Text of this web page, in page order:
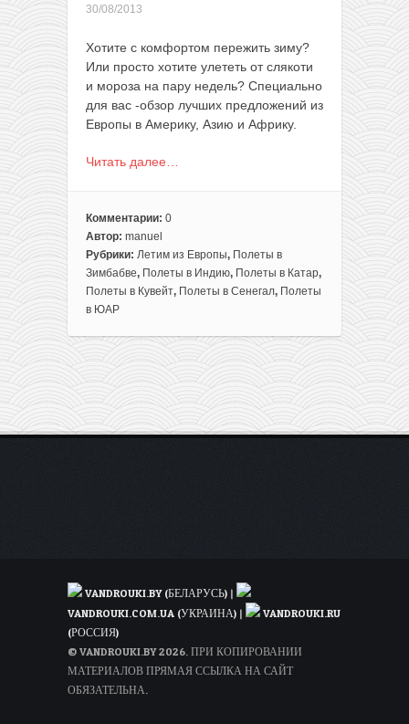
30/08/2013
Хотите с комфортом пережить зиму?
Или просто хотите улететь от слякоти
и мороза на пару недель? Специально
для вас -обзор лучших предложений из
Европы в Америку, Азию и Африку.
Читать далее…
Комментарии: 0
Автор: manuel
Рубрики: Летим из Европы, Полеты в
Зимбабве, Полеты в Индию, Полеты в Катар,
Полеты в Кувейт, Полеты в Сенегал, Полеты
в ЮАР
VANDROUKI.BY (БЕЛАРУСЬ) |
VANDROUKI.COM.UA (УКРАИНА) |
VANDROUKI.RU
(РОССИЯ)
© VANDROUKI.BY 2026. ПРИ КОПИРОВАНИИ
МАТЕРИАЛОВ ПРЯМАЯ ССЫЛКА НА САЙТ
ОБЯЗАТЕЛЬНА.